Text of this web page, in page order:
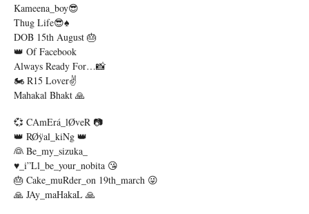
Kameena_boy😎
Thug Life😎♠️
DOB 15th August 🎂
👑 Of Facebook
Always Ready For…📸
🏍️ R15 Lover✌️
Mahakal Bhakt 🙏
💞 CAmErá_lØveR 📷
👑 RØÿal_kiNg 👑
👰 Be_my_sizuka_
♥_i”ll_be_your_nobita 😘
🎂 Cake_muRder_on 19th_march 😜
🙏 JAy_maHakaL 🙏